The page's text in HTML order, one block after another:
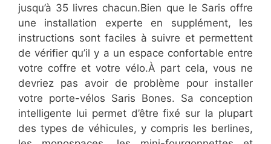
jusqu’à 35 livres chacun.Bien que le Saris offre
une installation experte en supplément, les
instructions sont faciles à suivre et permettent
de vérifier qu’il y a un espace confortable entre
votre coffre et votre vélo.À part cela, vous ne
devriez pas avoir de problème pour installer
votre porte-vélos Saris Bones. Sa conception
intelligente lui permet d’être fixé sur la plupart
des types de véhicules, y compris les berlines,